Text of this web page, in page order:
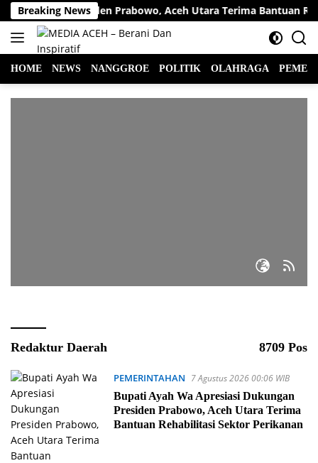
Langsung
ke
konten
Breaking News
Presiden Prabowo, Aceh Utara Terima Bantuan
HOME NEWS NANGGROE POLITIK OLAHRAGA
Redaktur Daerah 8709 Pos
PEMERINTAHAN 7 Agustus 2026 00:06 WIB
Bupati Ayah Wa Apresiasi Dukungan
Presiden Prabowo, Aceh Utara Terima
Bantuan Rehabilitasi Sektor Perikanan